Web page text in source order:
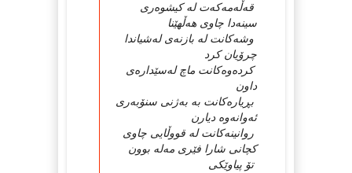
قەڵەمەكەت لە كیشوەری
سینەدا چاوی هەڵهێنا
وشەكانت لە بازنەی لەشیاندا
چرۆیان كرد
كردەوەكانت ماچ لەسێدارەی
داون
بڕیارەكانت بە بەژنی سنۆبەری
ئەوانەوە دیارن
روانینەكانت لە قووڵایی چاوی
كچانی شارا فێری مەلە بوون
تۆ پیاوێكی